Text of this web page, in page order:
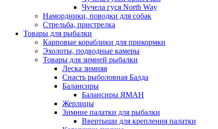
Чучела гуся North Way
Намордники, поводки для собак
Стрельба, пристрелка
Товары для рыбалки
Карповые кораблики для прикормки
Эхолоты, подводные камеры
Товары для зимней рыбалки
Леска зимняя
Снасть рыболовная Балда
Балансиры
Балансиры ЯМАН
Жерлицы
Зимние палатки для рыбалки
Ввертыши для крепления палатки